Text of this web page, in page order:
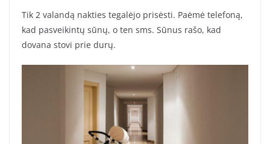
Tik 2 valandą nakties tegalėjo prisėsti. Paėmė telefoną,
kad pasveikintų sūnų, o ten sms. Sūnus rašo, kad
dovana stovi prie durų.